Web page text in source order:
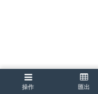
操作 匯出